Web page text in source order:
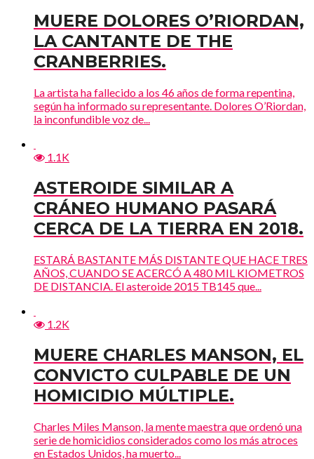
MUERE DOLORES O’RIORDAN,
LA CANTANTE DE THE
CRANBERRIES.
La artista ha fallecido a los 46 años de forma repentina,
según ha informado su representante. Dolores O’Riordan,
la inconfundible voz de...
1.1K
ASTEROIDE SIMILAR A
CRÁNEO HUMANO PASARÁ
CERCA DE LA TIERRA EN 2018.
ESTARÁ BASTANTE MÁS DISTANTE QUE HACE TRES
AÑOS, CUANDO SE ACERCÓ A 480 MIL KIOMETROS
DE DISTANCIA. El asteroide 2015 TB145 que...
1.2K
MUERE CHARLES MANSON, EL
CONVICTO CULPABLE DE UN
HOMICIDIO MÚLTIPLE.
Charles Miles Manson, la mente maestra que ordenó una
serie de homicidios considerados como los más atroces
en Estados Unidos, ha muerto...